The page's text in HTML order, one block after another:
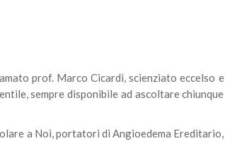
prof. Marco Cicardi, scienziato eccelso e
sempre disponibile ad ascoltare chiunque
a Noi, portatori di Angioedema Ereditario,